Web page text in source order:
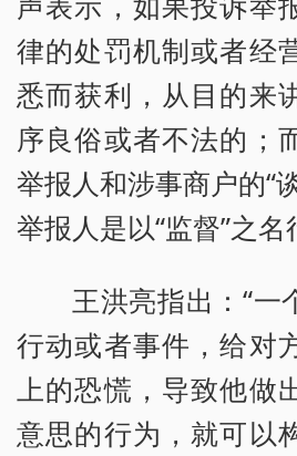
律的处罚机制或者经
悉而获利，从目的来
序良俗或者不法的；
举报人和涉事商户的“
举报人是以“监督”之名
王洪亮指出：“一
行动或者事件，给对
上的恐慌，导致他做
意思的行为，就可以